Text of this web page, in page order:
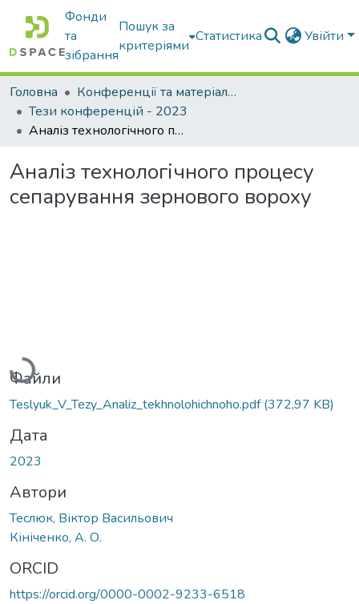
Фонди
та
зібрання
Пошук за
критеріями
Статистика Увійти
Головна
Конференції та матеріали конференцій
Тези конференцій - 2023
Аналіз технологічного процесу сепарування зернового вороху
Аналіз технологічного процесу
сепарування зернового вороху
Вантажиться...
Файли
Teslyuk_V_Tezy_Analiz_tekhnolohichnoho.pdf(372,97 KB)
Дата
2023
Автори
Теслюк, Віктор Васильович
Кініченко, А. О.
ORCID
https://orcid.org/0000-0002-9233-6518